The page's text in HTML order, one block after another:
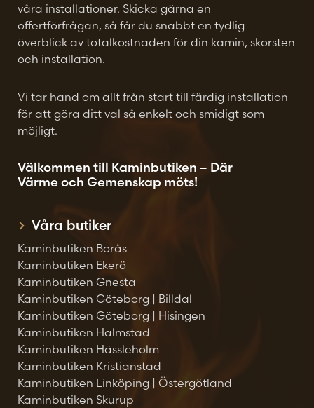
våra installationer. Skicka gärna en
offertförfrågan, så får du snabbt en tydlig
överblick av totalkostnaden för din kamin, skorsten
och installation.
Vi tar hand om allt från start till färdig installation
för att göra ditt val så enkelt och smidigt som
möjligt.
Välkommen till Kaminbutiken – Där
Värme och Gemenskap möts!
Våra butiker
Kaminbutiken Borås
Kaminbutiken Ekerö
Kaminbutiken Gnesta
Kaminbutiken Göteborg | Billdal
Kaminbutiken Göteborg | Hisingen
Kaminbutiken Halmstad
Kaminbutiken Hässleholm
Kaminbutiken Kristianstad
Kaminbutiken Linköping | Östergötland
Kaminbutiken Skurup